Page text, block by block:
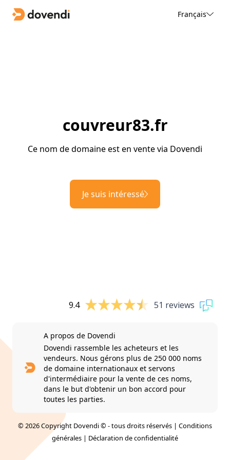
Français
couvreur83.fr
Ce nom de domaine est en vente via Dovendi
Je suis intéressé
9.4 51 reviews
A propos de Dovendi
Dovendi rassemble les acheteurs et les
vendeurs. Nous gérons plus de 250 000 noms
de domaine internationaux et servons
d'intermédiaire pour la vente de ces noms,
dans le but d'obtenir un bon accord pour
toutes les parties.
© 2026 Copyright Dovendi © - tous droits réservés | Conditions
générales | Déclaration de confidentialité